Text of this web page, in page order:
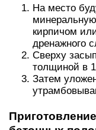
Устройство
грунте
Чтобы сделать